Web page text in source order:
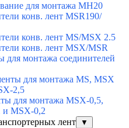
для монтажа MH20
конв. лент MSR190/
конв. лент MS/MSX 2.5
конв. лент MSX/MSR
монтажа соединителей
для монтажа MS, MSX
2,5
для монтажа MSX-0,5,
и MSX-0,2
лент
▼